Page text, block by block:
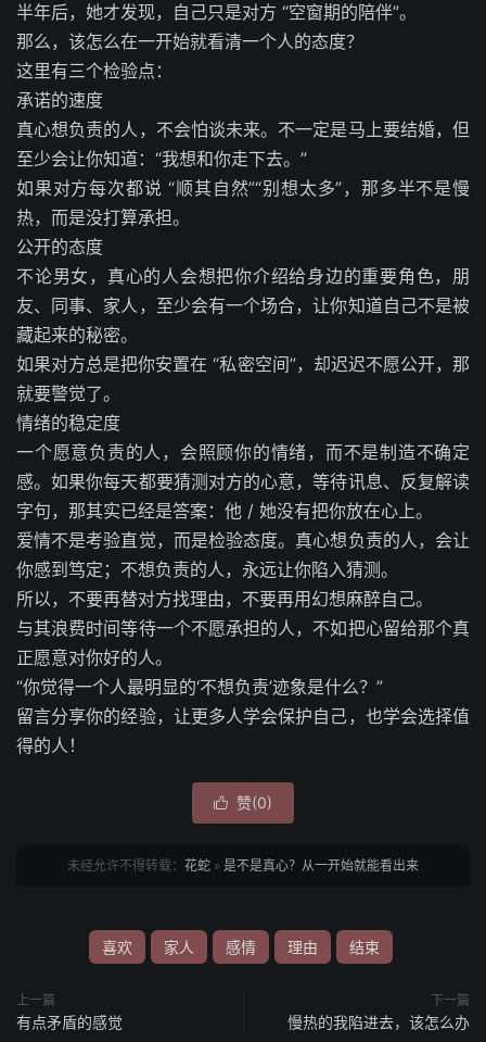
半年后，她才发现，自己只是对方 “空窗期的陪伴”。
那么，该怎么在一开始就看清一个人的态度？
这里有三个检验点：
承诺的速度
真心想负责的人，不会怕谈未来。不一定是马上要结婚，但
至少会让你知道：“我想和你走下去。”
如果对方每次都说 “顺其自然”“别想太多”，那多半不是慢
热，而是没打算承担。
公开的态度
不论男女，真心的人会想把你介绍给身边的重要角色，朋
友、同事、家人，至少会有一个场合，让你知道自己不是被
藏起来的秘密。
如果对方总是把你安置在 “私密空间”，却迟迟不愿公开，那
就要警觉了。
情绪的稳定度
一个愿意负责的人，会照顾你的情绪，而不是制造不确定
感。如果你每天都要猜测对方的心意，等待讯息、反复解读
字句，那其实已经是答案：他 / 她没有把你放在心上。
爱情不是考验直觉，而是检验态度。真心想负责的人，会让
你感到笃定；不想负责的人，永远让你陷入猜测。
所以，不要再替对方找理由，不要再用幻想麻醉自己。
与其浪费时间等待一个不愿承担的人，不如把心留给那个真
正愿意对你好的人。
“你觉得一个人最明显的‘不想负责’迹象是什么？”
留言分享你的经验，让更多人学会保护自己，也学会选择值
得的人！
 赞(0)
未经允许不得转载： 花蛇 » 是不是真心？从一开始就能看出来
喜欢 家人 感情 理由 结束
上一篇
有点矛盾的感觉
下一篇
慢热的我陷进去，该怎么办